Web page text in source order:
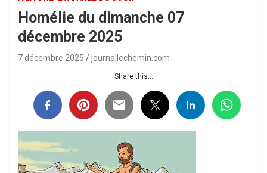
Homélie du dimanche 07
décembre 2025
7 décembre 2025 journallechemin.com
Share this...